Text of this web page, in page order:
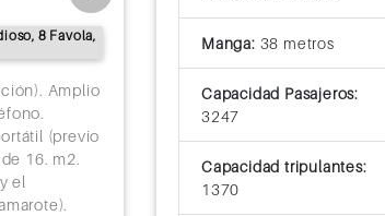
8 Favola,
Amplio
(previo
16. m2.
el
Todas las camas pueden ser
guardarropa. Cuarto de baño
Disponibilidad de conexión a
pago). Minibar y caja fuerte.
20m2. La imagen es solo
mobiliario pueden variar
Manga: 38 metros
Capacidad Pasajeros:
3247
Capacidad tripulantes:
1370